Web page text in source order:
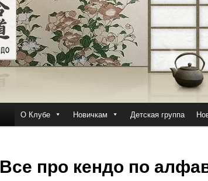
Перейти
основному
Перейти
дополнительному
О Клубе Новичкам Детская группа
Все про кендо по